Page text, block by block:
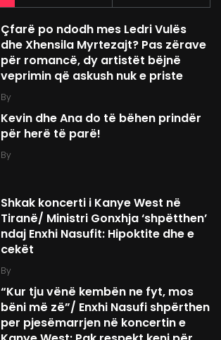
Çfarë po ndodh mes Ledri Vulës
dhe Xhensila Myrtezajt? Pas zërave
për romancë, dy artistët bëjnë
veprimin që askush nuk e priste
By
Kevin dhe Ana do të bëhen prindër
për herë të parë!
By
Shkak koncerti i Kanye West në
Tiranë/ Ministri Gonxhja ‘shpëtthen’
ndaj Enxhi Nasufit: Hipoktite dhe e
cekët
By
“Kur tju vënë kembën ne fyt, mos
bëni më zë”/ Enxhi Nasufi shpërthen
per pjesëmarrjen në koncertin e